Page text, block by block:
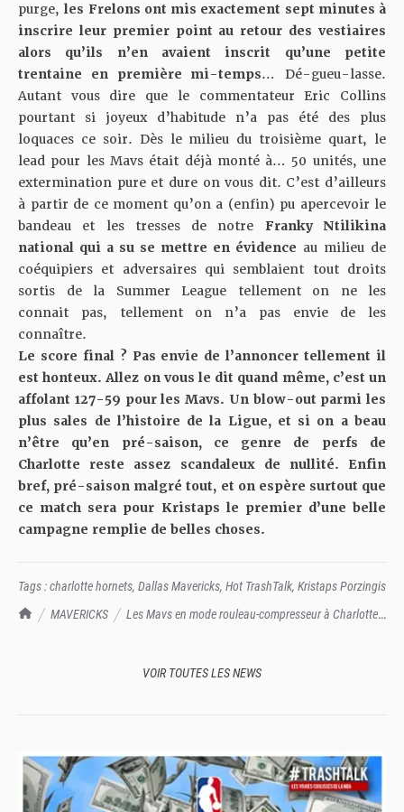
TrashTalk Actu NBA
MAVERICKS
Les Mavs en mode rouleau-compresseur à Charlotte :
purge,les Frelons ont mis exactement sept minutes à
inscrire leur premier point au retour des vestiaires
alors qu’ils n’en avaient inscrit qu’une petite
trentaine en première mi-temps… Dé-gueu-lasse.
Autant vous dire que le commentateur Eric Collins
pourtant si joyeux d’habitude n’a pas été des plus
loquaces ce soir. Dès le milieu du troisième quart, le
lead pour les Mavs était déjà monté à… 50 unités, une
extermination pure et dure on vous dit. C’est d’ailleurs
à partir de ce moment qu’on a (enfin) pu apercevoir le
bandeau et les tresses de notre Franky Ntilikina
national qui a su se mettre en évidence au milieu de
coéquipiers et adversaires qui semblaient tout droits
sortis de la Summer League tellement on ne les
connait pas, tellement on n’a pas envie de les
connaître.
Le score final ? Pas envie de l’annoncer tellement il
est honteux. Allez on vous le dit quand même, c’est un
affolant 127-59 pour les Mavs. Un blow-out parmi les
plus sales de l’histoire de la Ligue, et si on a beau
n’être qu’en pré-saison, ce genre de perfs de
Charlotte reste assez scandaleux de nullité. Enfin
bref, pré-saison malgré tout, et on espère surtout que
ce match sera pour Kristaps le premier d’une belle
campagne remplie de belles choses.
Tags :charlotte hornets, Dallas Mavericks, Hot TrashTalk, Kristaps Porzingis
VOIR TOUTES LES NEWS